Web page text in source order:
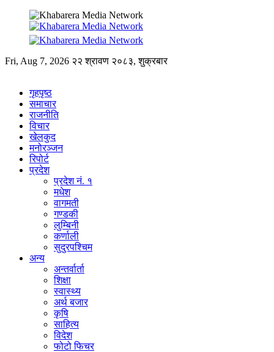
Fri, Aug 7, 2026 २२ श्रावण २०८३, शुक्रबार
गृहपृष्ठ
समाचार
राजनीति
विचार
खेलकुद
मनोरञ्जन
रिपोर्ट
प्रदेश
प्रदेश नं. १
मधेश
वागमती
गण्डकी
लुम्बिनी
कर्णाली
सुदुरपश्चिम
अन्य
अन्तर्वार्ता
शिक्षा
स्वास्थ्य
अर्थ बजार
कृषि
साहित्य
विदेश
फोटो फिचर